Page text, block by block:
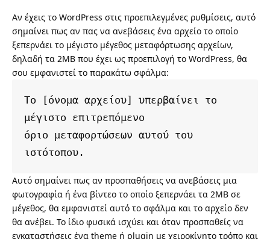
Αν έχεις το WordPress στις προεπιλεγμένες ρυθμίσεις, αυτό
σημαίνει πως αν πας να ανεβάσεις ένα αρχείο το οποίο
ξεπερνάει το μέγιστο μέγεθος μεταφόρτωσης αρχείων,
δηλαδή τα 2MB που έχει ως προεπιλογή το WordPress, θα
σου εμφανιστεί το παρακάτω σφάλμα:
Το [όνομα αρχείου] υπερβαίνει το
μέγιστο επιτρεπόμενο
όριο μεταφορτώσεων αυτού του
ιστότοπου.
Αυτό σημαίνει πως αν προσπαθήσεις να ανεβάσεις μια
φωτογραφία ή ένα βίντεο το οποίο ξεπερνάει τα 2MB σε
μέγεθος, θα εμφανιστεί αυτό το σφάλμα και το αρχείο δεν
θα ανέβει. Το ίδιο φυσικά ισχύει και όταν προσπαθείς να
εγκαταστήσεις ένα theme ή plugin με χειροκίνητο τρόπο και